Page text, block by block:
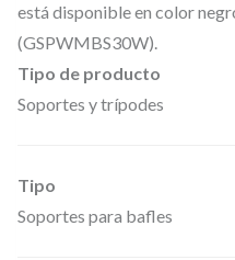
r
t
e
p
está disponible en color
(GSPWMBS30W).
Tipo de producto
Soportes y trípodes
Tipo
Soportes para bafles